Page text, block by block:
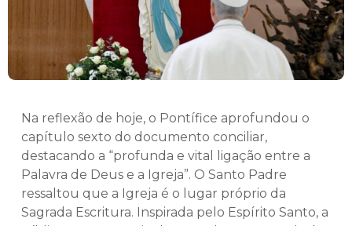
Na reflexão de hoje, o Pontífice aprofundou o
capítulo sexto do documento conciliar,
destacando a “profunda e vital ligação entre a
Palavra de Deus e a Igreja”. O Santo Padre
ressaltou que a Igreja é o lugar próprio da
Sagrada Escritura. Inspirada pelo Espírito Santo, a